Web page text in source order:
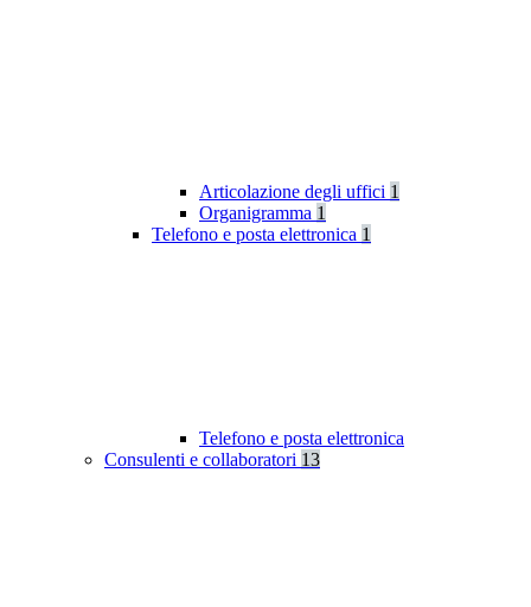
Articolazione degli uffici 1
Organigramma 1
Telefono e posta elettronica 1
Telefono e posta elettronica
Consulenti e collaboratori 13